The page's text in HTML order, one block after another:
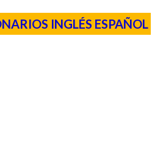
INGLÉS ESPAÑOL